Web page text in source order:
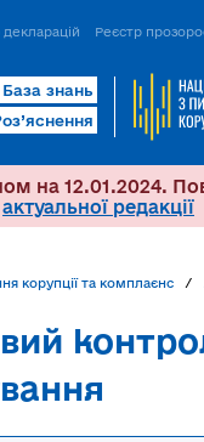
декларацій Реєстр
База знань
на 12.01.2024.
актуальної редакції
корупції та комплаєнс